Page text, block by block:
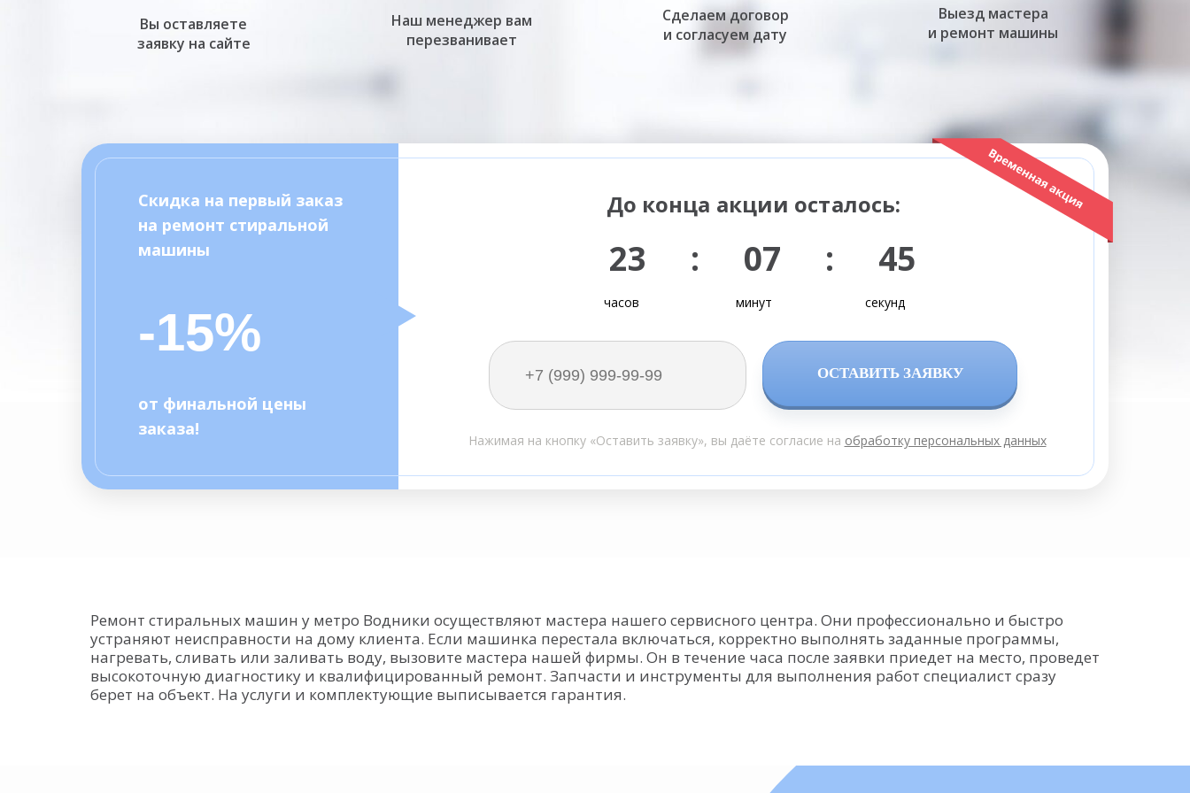
23 : 07 : 44
До конца акции осталось:
Скидка на первый заказ
на ремонт стиральной
машины
от финальной цены
заказа!
-15%
ОСТАВИТЬ ЗАЯВКУ
Нажимая на кнопку «Оставить заявку», вы даёте согласие на обработку персональных данных
секунд
минут
часов
Выезд мастера
и ремонт машины
Сделаем договор
и согласуем дату
Наш менеджер вам
перезванивает
Вы оставляете
заявку на сайте
Ремонт стиральных машин у метро Водники осуществляют мастера нашего сервисного центра. Они профессионально и быстро
устраняют неисправности на дому клиента. Если машинка перестала включаться, корректно выполнять заданные программы,
нагревать, сливать или заливать воду, вызовите мастера нашей фирмы. Он в течение часа после заявки приедет на место, проведет
высокоточную диагностику и квалифицированный ремонт. Запчасти и инструменты для выполнения работ специалист сразу
берет на объект. На услуги и комплектующие выписывается гарантия.